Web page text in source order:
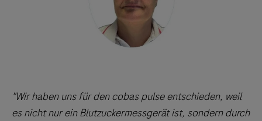
"Wir haben uns für den cobas pulse entschieden, weil
es nicht nur ein Blutzuckermessgerät ist, sondern durch